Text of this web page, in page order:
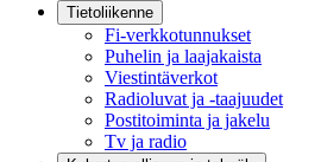
Tietoliikenne
Fi-verkkotunnukset
Puhelin ja laajakaista
Viestintäverkot
Radioluvat ja -taajuudet
Postitoiminta ja jakelu
Tv ja radio